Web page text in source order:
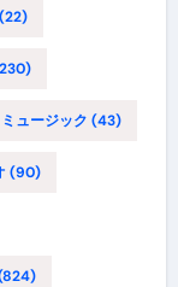
ュージック (43)
(90)